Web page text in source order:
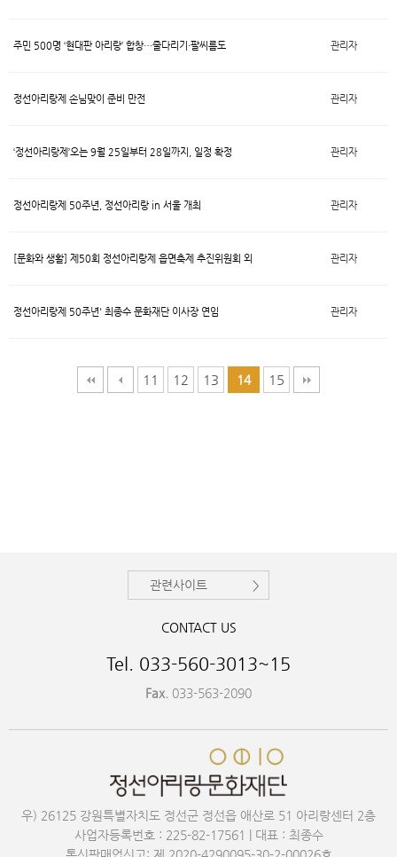
주민 500명 ‘현대판 아리랑’ 합창…줄다리기·팔씨름도 관리자
정선아리랑제 손님맞이 준비 만전 관리자
‘정선아리랑제’오는 9월 25일부터 28일까지, 일정 확정 관리자
정선아리랑제 50주년, 정선아리랑 in 서울 개최 관리자
[문화와 생활] 제50회 정선아리랑제 읍면축제 추진위원회 외 관리자
정선아리랑제 50주년' 최종수 문화재단 이사장 연임 관리자
11 12 13 14 15
관련사이트
CONTACT US
Tel. 033-560-3013~15
Fax. 033-563-2090
우) 26125 강원특별자치도 정선군 정선읍 애산로 51 아리랑센터 2층
사업자등록번호 : 225-82-17561 | 대표 : 최종수
통신판매업신고: 제 2020-4290095-30-2-00026호